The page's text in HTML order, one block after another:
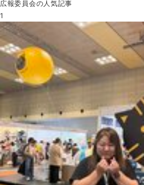
広報委員会の人気記事
1